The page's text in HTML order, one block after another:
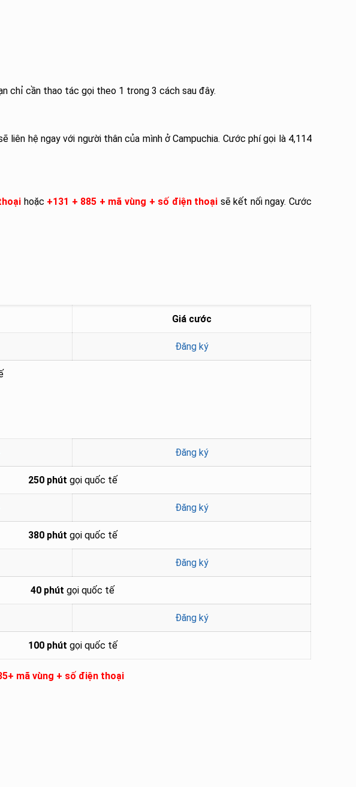
chỉ cần thao tác gọi theo 1 trong 3 cách sau đây.
liên hệ ngay với người thân của mình ở Campuchia. Cước phí gọi là 4,114
hoặc +131 + 885 + mã vùng + số điện thoại sẽ kết nối ngay. Cước
Giá cước
Đăng ký
Đăng ký
250 phút gọi quốc tế
Đăng ký
380 phút gọi quốc tế
Đăng ký
40 phút gọi quốc tế
Đăng ký
100 phút gọi quốc tế
mã vùng + số điện thoại